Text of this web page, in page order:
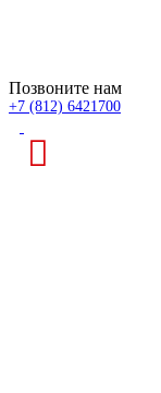
Позвоните нам
+7 (812) 6421700